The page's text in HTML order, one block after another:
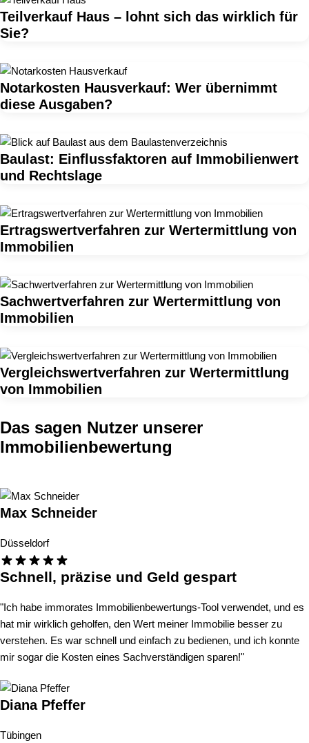
Teilverkauf Haus – lohnt sich das wirklich für
Sie?
Notarkosten Hausverkauf: Wer übernimmt
diese Ausgaben?
Baulast: Einflussfaktoren auf Immobilienwert
und Rechtslage
Ertragswertverfahren zur Wertermittlung von
Immobilien
Sachwertverfahren zur Wertermittlung von
Immobilien
Vergleichswertverfahren zur Wertermittlung
von Immobilien
Das sagen Nutzer unserer
Immobilienbewertung
Max Schneider
Düsseldorf
Schnell, präzise und Geld gespart
"Ich habe immorates Immobilienbewertungs-Tool verwendet, und es
hat mir wirklich geholfen, den Wert meiner Immobilie besser zu
verstehen. Es war schnell und einfach zu bedienen, und ich konnte
mir sogar die Kosten eines Sachverständigen sparen!"
Diana Pfeffer
Tübingen